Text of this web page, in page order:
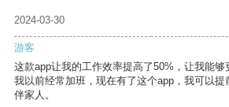
2024-03-30
游客
这款app让我的工作效率提高了50%，让我能够
我以前经常加班，现在有了这个app，我可以
伴家人。